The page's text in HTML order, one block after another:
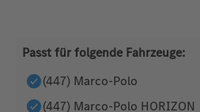
Passt für folgende Fahrzeuge:
(447) Marco-Polo
(447) Marco-Polo HORIZON